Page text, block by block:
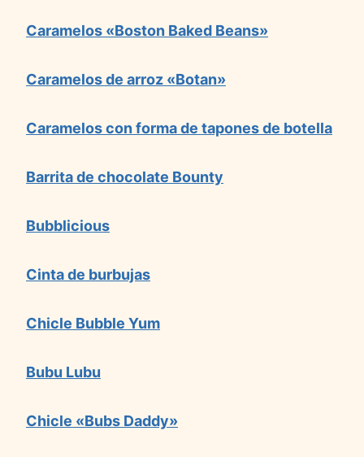
Caramelos «Boston Baked Beans»
Caramelos de arroz «Botan»
Caramelos con forma de tapones de botella
Barrita de chocolate Bounty
Bubblicious
Cinta de burbujas
Chicle Bubble Yum
Bubu Lubu
Chicle «Bubs Daddy»